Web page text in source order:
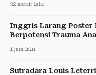
32 menit lalu
Inggris Larang Poster
Berpotensi Trauma
1 jam lalu
Sutradara Louis